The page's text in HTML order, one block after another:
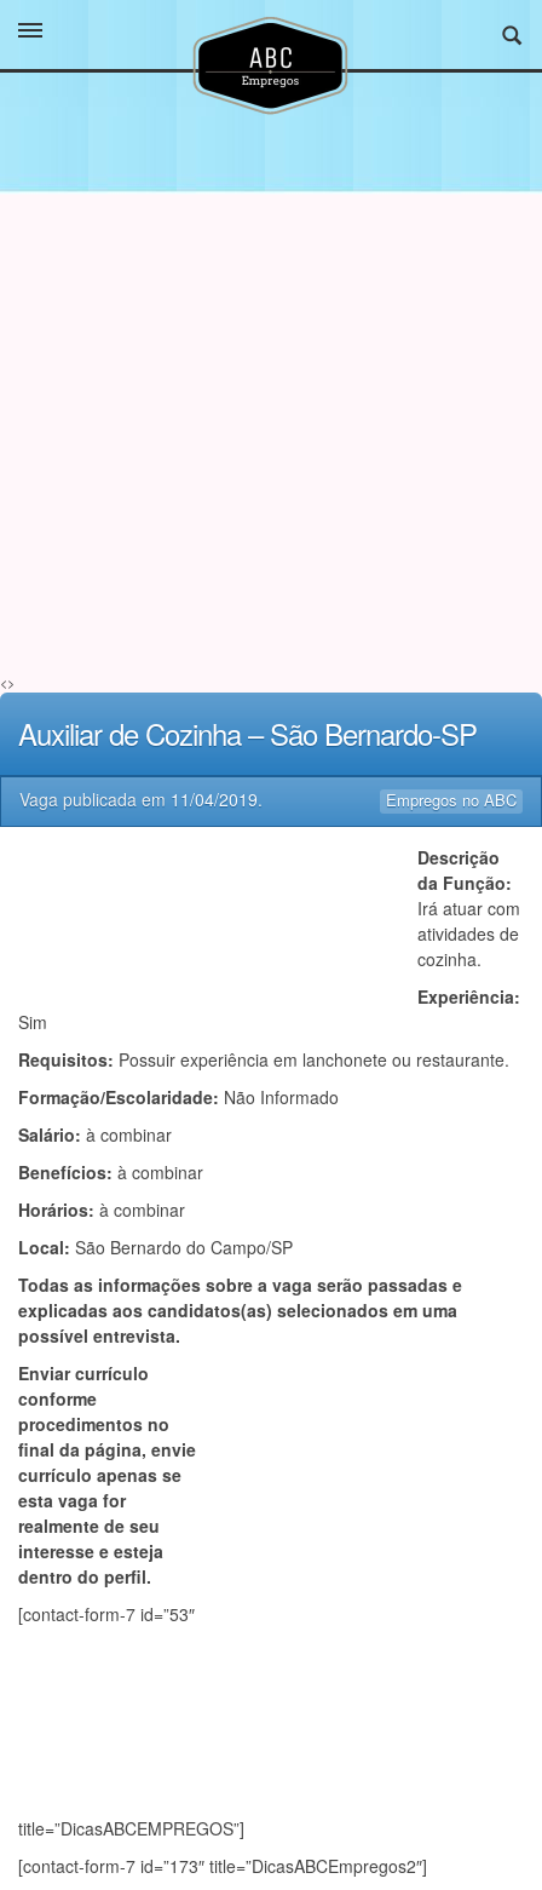
<>
Auxiliar de Cozinha – São Bernardo-SP
Empregos no ABC
Vaga publicada em 11/04/2019.
Descrição
da Função:
Irá atuar com
atividades de
cozinha.
Experiência:
Sim
Requisitos: Possuir experiência em lanchonete ou restaurante.
Formação/Escolaridade: Não Informado
Salário: à combinar
Benefícios: à combinar
Horários: à combinar
Local: São Bernardo do Campo/SP
Todas as informações sobre a vaga serão passadas e
explicadas aos candidatos(as) selecionados em uma
possível entrevista.
Enviar currículo
conforme
procedimentos no
final da página, envie
currículo apenas se
esta vaga for
realmente de seu
interesse e esteja
dentro do perfil.
[contact-form-7 id=”53″
title=”DicasABCEMPREGOS”]
[contact-form-7 id=”173″ title=”DicasABCEmpregos2″]